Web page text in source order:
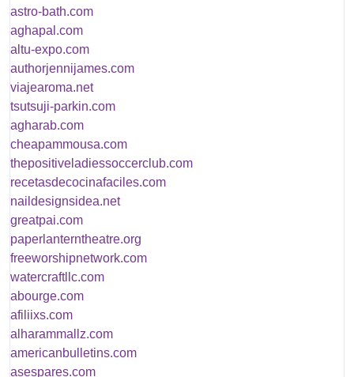
astro-bath.com
aghapal.com
altu-expo.com
authorjennijames.com
viajearoma.net
tsutsuji-parkin.com
agharab.com
cheapammousa.com
thepositiveladiessoccerclub.com
recetasdecocinafaciles.com
naildesignsidea.net
greatpai.com
paperlanterntheatre.org
freeworshipnetwork.com
watercraftllc.com
abourge.com
afiliixs.com
alharammallz.com
americanbulletins.com
asespares.com